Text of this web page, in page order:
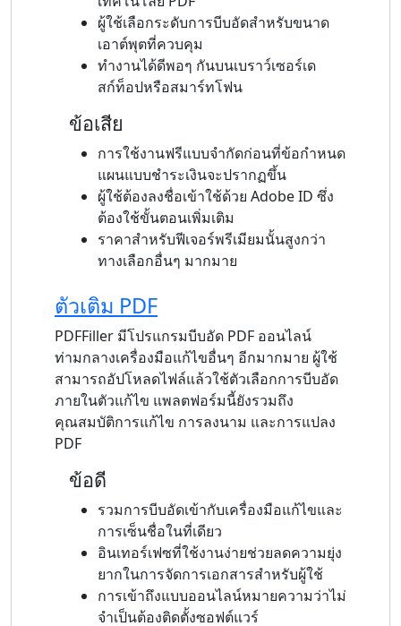
ผู้ใช้เลือกระดับการบีบอัดสำหรับขนาด
เอาต์พุตที่ควบคุม
ทำงานได้ดีพอๆ กันบนเบราว์เซอร์เด
สก์ท็อปหรือสมาร์ทโฟน
ข้อเสีย
การใช้งานฟรีแบบจำกัดก่อนที่ข้อกำหนด
แผนแบบชำระเงินจะปรากฏขึ้น
ผู้ใช้ต้องลงชื่อเข้าใช้ด้วย Adobe ID ซึ่ง
ต้องใช้ขั้นตอนเพิ่มเติม
ราคาสำหรับฟีเจอร์พรีเมียมนั้นสูงกว่า
ทางเลือกอื่นๆ มากมาย
ตัวเติม PDF
PDFFiller มีโปรแกรมบีบอัด PDF ออนไลน์
ท่ามกลางเครื่องมือแก้ไขอื่นๆ อีกมากมาย ผู้ใช้
สามารถอัปโหลดไฟล์แล้วใช้ตัวเลือกการบีบอัด
ภายในตัวแก้ไข แพลตฟอร์มนี้ยังรวมถึง
คุณสมบัติการแก้ไข การลงนาม และการแปลง
PDF
ข้อดี
รวมการบีบอัดเข้ากับเครื่องมือแก้ไขและ
การเซ็นชื่อในที่เดียว
อินเทอร์เฟซที่ใช้งานง่ายช่วยลดความยุ่ง
ยากในการจัดการเอกสารสำหรับผู้ใช้
การเข้าถึงแบบออนไลน์หมายความว่าไม่
จำเป็นต้องติดตั้งซอฟต์แวร์